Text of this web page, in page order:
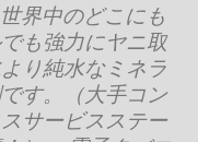
界中のどこにも
も強力にヤニ取
り純水なミネラ
す。（大手コン
サービスステー